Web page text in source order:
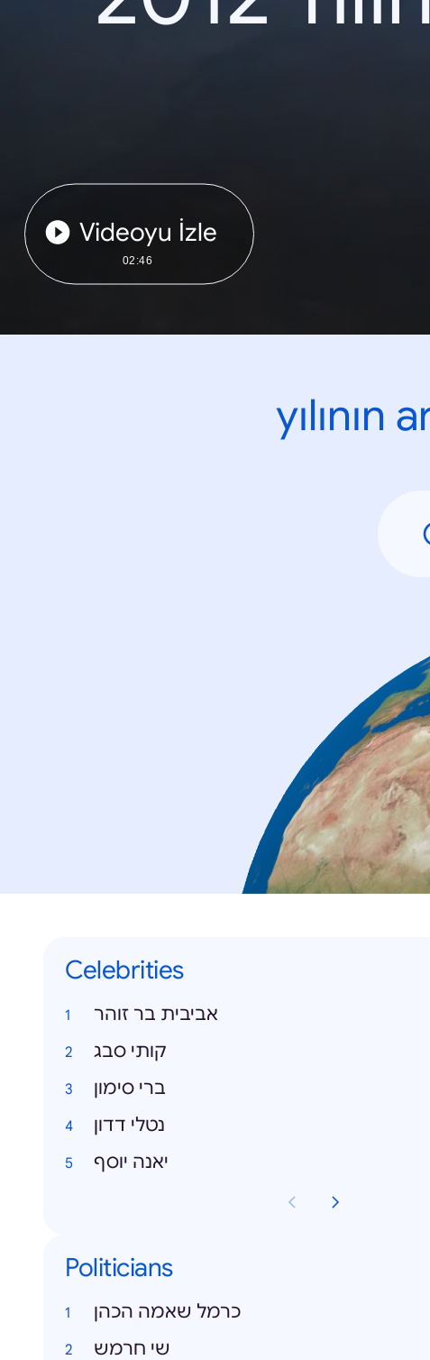
Videoyu İzle
02:46
Celebrities
אביבית בר זוהר
קותי סבג
ברי סימון
נטלי דדון
יאנה יוסף
Politicians
כרמל שאמה הכהן
שי חרמש